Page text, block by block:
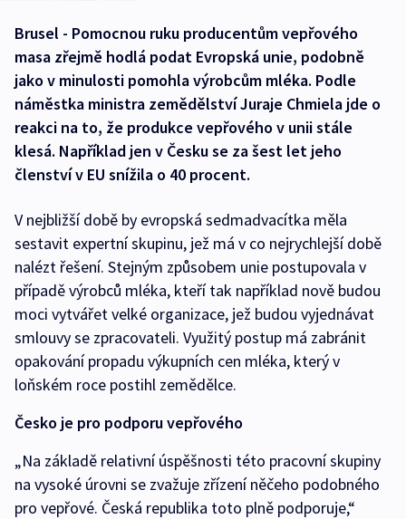
Brusel - Pomocnou ruku producentům vepřového
masa zřejmě hodlá podat Evropská unie, podobně
jako v minulosti pomohla výrobcům mléka. Podle
náměstka ministra zemědělství Juraje Chmiela jde o
reakci na to, že produkce vepřového v unii stále
klesá. Například jen v Česku se za šest let jeho
členství v EU snížila o 40 procent.
V nejbližší době by evropská sedmadvacítka měla
sestavit expertní skupinu, jež má v co nejrychlejší době
nalézt řešení. Stejným způsobem unie postupovala v
případě výrobců mléka, kteří tak například nově budou
moci vytvářet velké organizace, jež budou vyjednávat
smlouvy se zpracovateli. Využitý postup má zabránit
opakování propadu výkupních cen mléka, který v
loňském roce postihl zemědělce.
Česko je pro podporu vepřového
„Na základě relativní úspěšnosti této pracovní skupiny
na vysoké úrovni se zvažuje zřízení něčeho podobného
pro vepřové. Česká republika toto plně podporuje,“